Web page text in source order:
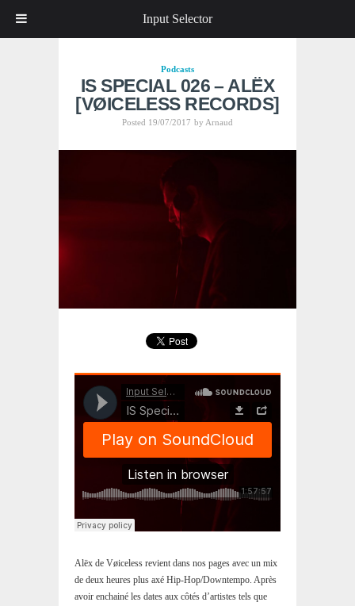
Podcasts
IS SPECIAL 026 – ALËX
[VØICELESS RECORDS]
Posted 19/07/2017 by Arnaud
Alëx de Vøiceless revient dans nos pages avec un mix
de deux heures plus axé Hip-Hop/Downtempo. Après
avoir enchainé les dates aux côtés d’artistes tels que
Input Selector